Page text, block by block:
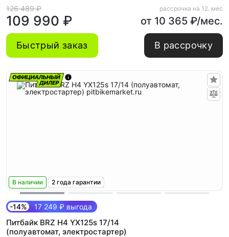
126 489 ₽
109 990 ₽
рассрочка на 12. мес
от 10 365 ₽/мес.
Быстрый заказ В рассрочку
В наличии 2 года гарантии
-14% 17 249 ₽ выгода
Питбайк BRZ H4 YX125s 17/14
(полуавтомат, электростартер)